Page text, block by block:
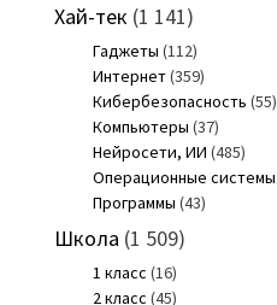
Хай-тек (1 141)
Гаджеты (112)
Интернет(359)
Кибербезопасность (55)
Компьютеры (37)
Нейросети, ИИ (485)
Операционные системы
Программы (43)
Школа (1 509)
1 класс (16)
2 класс (45)